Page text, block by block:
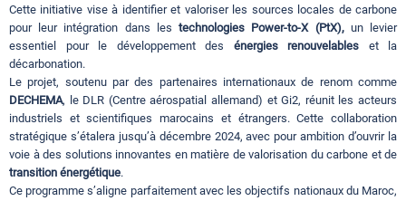
Cette initiative vise à identifier et valoriser les sources locales de carbone
pour leur intégration dans lestechnologies Power-to-X (PtX),un levier
essentiel pour le développement des énergies renouvelables et la
décarbonation.
Le projet, soutenu par des partenaires internationaux de renom comme
DECHEMA, le DLR (Centre aérospatial allemand) et Gi2, réunit les acteurs
industriels et scientifiques marocains et étrangers. Cette collaboration
stratégique s’étalera jusqu’à décembre 2024, avec pour ambition d’ouvrir la
voie à des solutions innovantes en matière de valorisation du carbone et de
transition énergétique.
Ce programme s’aligne parfaitement avec les objectifs nationaux du Maroc,